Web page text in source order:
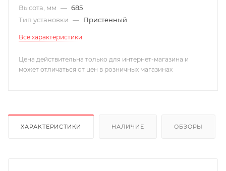
Высота, мм — 685
Тип установки — Пристенный
Все характеристики
Цена действительна только для интернет-магазина и
может отличаться от цен в розничных магазинах
ХАРАКТЕРИСТИКИ НАЛИЧИЕ ОБЗОРЫ